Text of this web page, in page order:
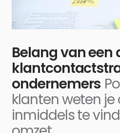
Belang van
ondernemers
klanten weten
inmiddels te